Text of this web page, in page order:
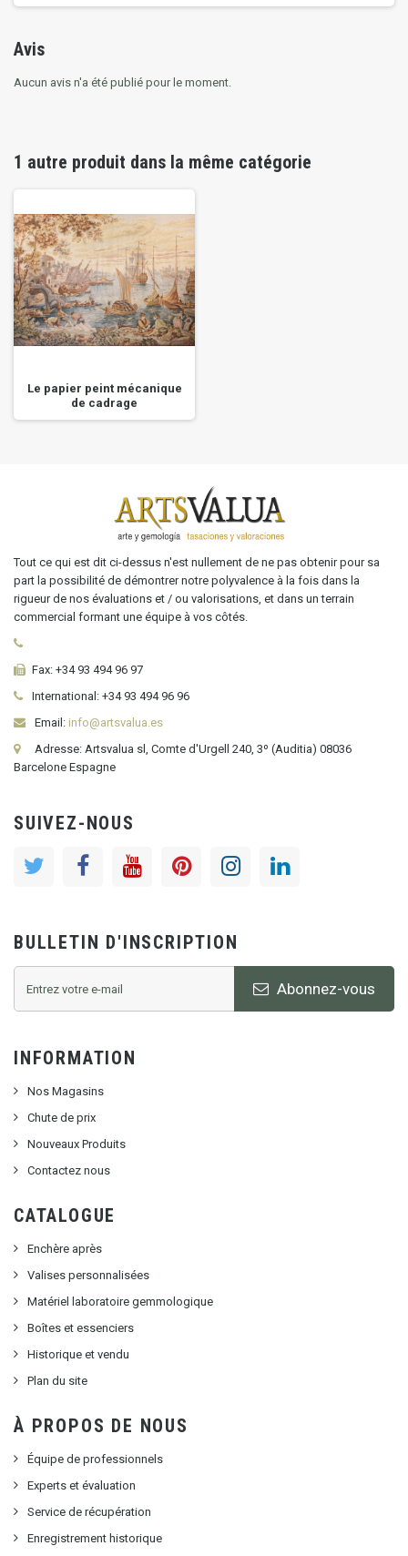
Avis
Aucun avis n'a été publié pour le moment.
1 autre produit dans la même catégorie
Le papier peint mécanique
de cadrage
Tout ce qui est dit ci-dessus n'est nullement de ne pas obtenir pour sa
part la possibilité de démontrer notre polyvalence à la fois dans la
rigueur de nos évaluations et / ou valorisations, et dans un terrain
commercial formant une équipe à vos côtés.
Fax: +34 93 494 96 97
International: +34 93 494 96 96
Email: info@artsvalua.es
Adresse: Artsvalua sl, Comte d'Urgell 240, 3º (Auditia) 08036
Barcelone Espagne
SUIVEZ-NOUS
BULLETIN D'INSCRIPTION
Abonnez-vous
INFORMATION
Nos Magasins
Chute de prix
Nouveaux Produits
Contactez nous
CATALOGUE
Enchère après
Valises personnalisées
Matériel laboratoire gemmologique
Boîtes et essenciers
Historique et vendu
Plan du site
À PROPOS DE NOUS
Équipe de professionnels
Experts et évaluation
Service de récupération
Enregistrement historique